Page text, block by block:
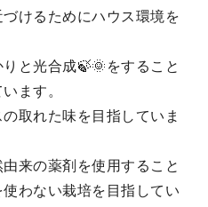
けるためにハウス環境を
と光合成🍃🌞をすること
ます。
取れた味を目指していま
来の薬剤を使用すること
わない栽培を目指してい